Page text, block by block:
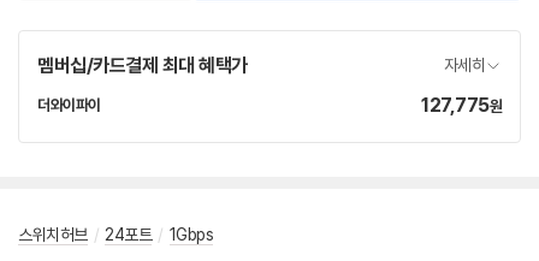
멤버십/카드결제 최대 혜택가 자세히
더와이파이네
가
127,775원
스위치허브 / 24포트 / 1Gbps